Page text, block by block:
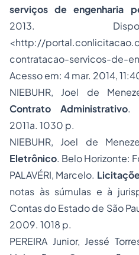
serviços de engenharia
2013.
<http://
contratacao-servicos-de-
Acesso em: 4 mar. 2014,
NIEBUHR, Joel de
Contrato Administrativo.
2011a. 1030 p.
NIEBUHR, Joel de
Eletrônico. Belo Horizonte:
PALAVÉRI, Marcelo.
notas às súmulas e à
Contas do Estado de São
2009. 1018 p.
PEREIRA Junior, Jessé